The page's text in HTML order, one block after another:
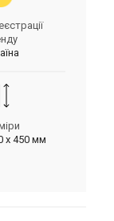
х 450 мм